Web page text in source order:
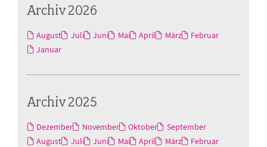
Archiv 2026
August Juli Juni Mai April März
Februar
Januar
Archiv 2025
Dezember November Oktober
September
August
Juli Juni Mai April März
Februar